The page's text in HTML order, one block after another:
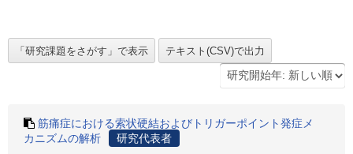
筋痛症における索状硬結およびトリガーポイント発症メ
カニズムの解析
研究代表者